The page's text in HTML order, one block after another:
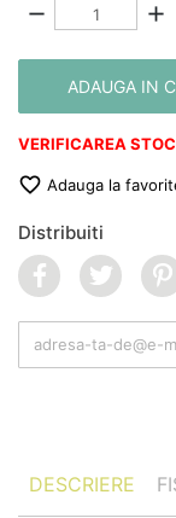
remove add
ADAUGA IN
VERIFICAREA
 Adauga la
Distribuiti
DESCRIERE